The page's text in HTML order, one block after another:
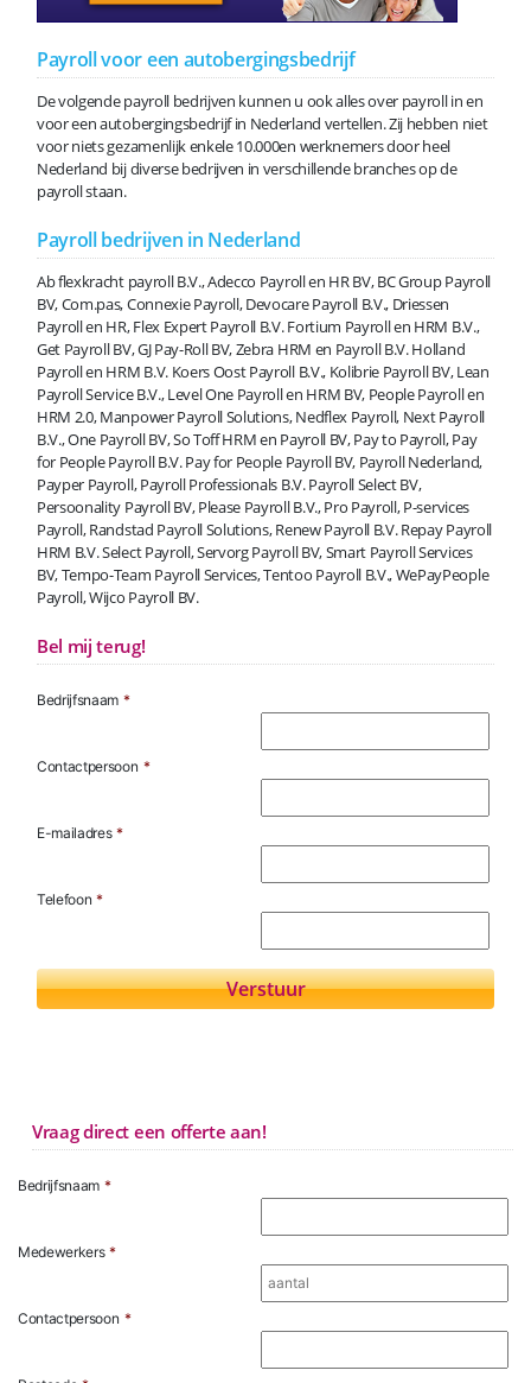
Payroll voor een autobergingsbedrijf
De volgende payroll bedrijven kunnen u ook alles over payroll in en
voor een autobergingsbedrijf in Nederland vertellen. Zij hebben niet
voor niets gezamenlijk enkele 10.000en werknemers door heel
Nederland bij diverse bedrijven in verschillende branches op de
payroll staan.
Payroll bedrijven in Nederland
Ab flexkracht payroll B.V., Adecco Payroll en HR BV, BC Group Payroll
BV, Com.pas, Connexie Payroll, Devocare Payroll B.V., Driessen
Payroll en HR, Flex Expert Payroll B.V. Fortium Payroll en HRM B.V.,
Get Payroll BV, GJ Pay-Roll BV, Zebra HRM en Payroll B.V. Holland
Payroll en HRM B.V. Koers Oost Payroll B.V., Kolibrie Payroll BV, Lean
Payroll Service B.V., Level One Payroll en HRM BV, People Payroll en
HRM 2.0, Manpower Payroll Solutions, Nedflex Payroll, Next Payroll
B.V., One Payroll BV, So Toff HRM en Payroll BV, Pay to Payroll, Pay
for People Payroll B.V. Pay for People Payroll BV, Payroll Nederland,
Payper Payroll, Payroll Professionals B.V. Payroll Select BV,
Persoonality Payroll BV, Please Payroll B.V., Pro Payroll, P-services
Payroll, Randstad Payroll Solutions, Renew Payroll B.V. Repay Payroll
HRM B.V. Select Payroll, Servorg Payroll BV, Smart Payroll Services
BV, Tempo-Team Payroll Services, Tentoo Payroll B.V., WePayPeople
Payroll, Wijco Payroll BV.
Bel mij terug!
Bedrijfsnaam *
Contactpersoon *
E-mailadres *
Telefoon *
Vraag direct een offerte aan!
Bedrijfsnaam *
Medewerkers *
Contactpersoon *